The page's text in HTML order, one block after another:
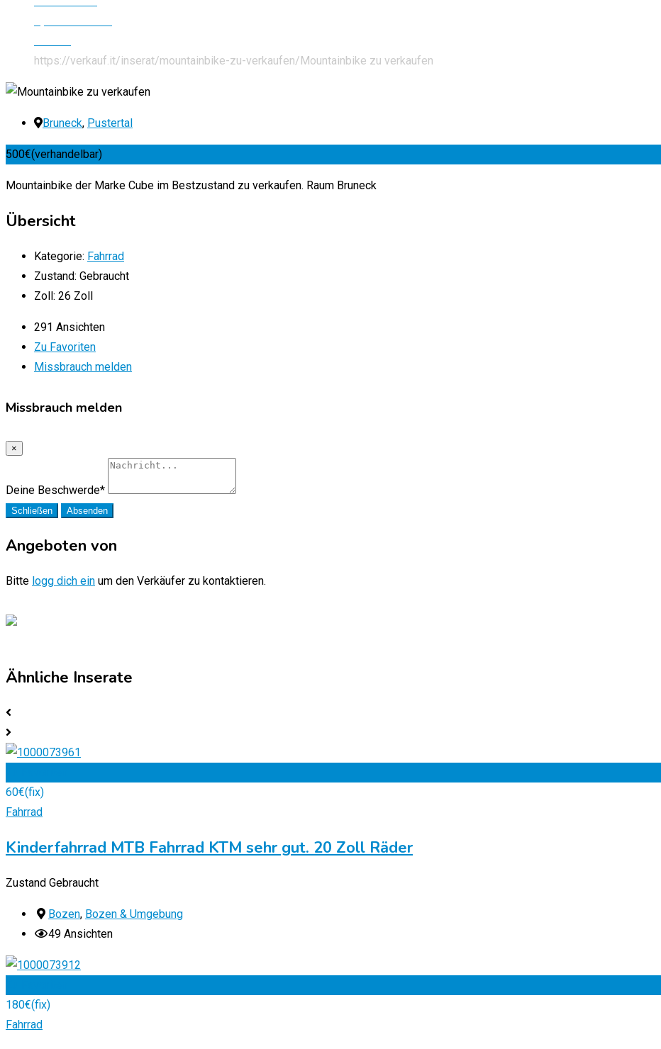
https://verkauf.it/inserat/mountainbike-zu-verkaufen/ Mountainbike zu verkaufen
Bruneck, Pustertal
500€(verhandelbar)
Mountainbike der Marke Cube im Bestzustand zu verkaufen. Raum Bruneck
Übersicht
Kategorie: Fahrrad
Zustand: Gebraucht
Zoll: 26 Zoll
291 Ansichten
Zu Favoriten
Missbrauch melden
Missbrauch melden
×
Deine Beschwerde*
Schließen Absenden
Angeboten von
Bitte logg dich ein um den Verkäufer zu kontaktieren.
Ähnliche Inserate
60€(fix)
Fahrrad
Kinderfahrrad MTB Fahrrad KTM sehr gut. 20 Zoll Räder
Zustand Gebraucht
Bozen, Bozen & Umgebung
49 Ansichten
180€(fix)
Fahrrad